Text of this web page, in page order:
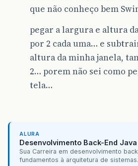
que não conheço bem
pegar a largura e altura
por 2 cada uma… e
altura da minha janela,
2… porem não sei como
tela…
ALURA
Desenvolvimento Back-End Java
Sua Carreira em desenvolvimento
fundamentos à arquitetura de